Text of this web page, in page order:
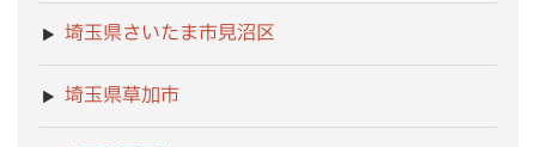
埼玉県さいたま市見沼区
埼玉県草加市